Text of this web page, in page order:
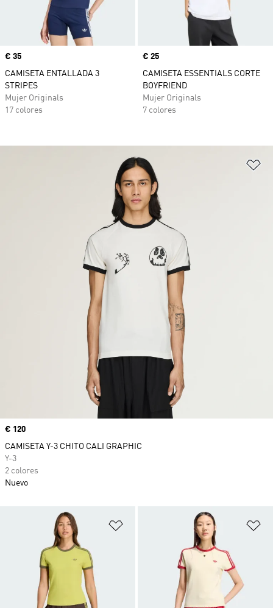
Precio
€ 35
CAMISETA ENTALLADA 3
STRIPES
Mujer Originals
17 colores
Precio
€ 25
CAMISETA ESSENTIALS CORTE
BOYFRIEND
Mujer Originals
7 colores
Añadir a la lista de deseos
Precio
€ 120
CAMISETA Y-3 CHITO CALI GRAPHIC
Y-3
2 colores
Nuevo